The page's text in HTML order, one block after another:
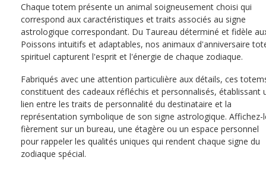
Chaque totem présente un animal soigneusement choisi qui
correspond aux caractéristiques et traits associés au signe
astrologique correspondant. Du Taureau déterminé et fidèle
Poissons intuitifs et adaptables, nos animaux d'anniversaire
spirituel capturent l'esprit et l'énergie de chaque zodiaque.
Fabriqués avec une attention particulière aux détails, ces
constituent des cadeaux réfléchis et personnalisés, établissant
lien entre les traits de personnalité du destinataire et la
représentation symbolique de son signe astrologique. Affichez-
fièrement sur un bureau, une étagère ou un espace personnel
pour rappeler les qualités uniques qui rendent chaque signe du
zodiaque spécial.